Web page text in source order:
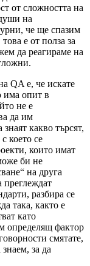
от сложността на
на
че ще спазим
е от полза за
да реагираме на
QA е, че искате
има опит в
не е
да им
какво търсят,
което се
които имат
би не
на друга
преглеждат
разбира се
така, както е
като
определящ фактор
смятате,
за да